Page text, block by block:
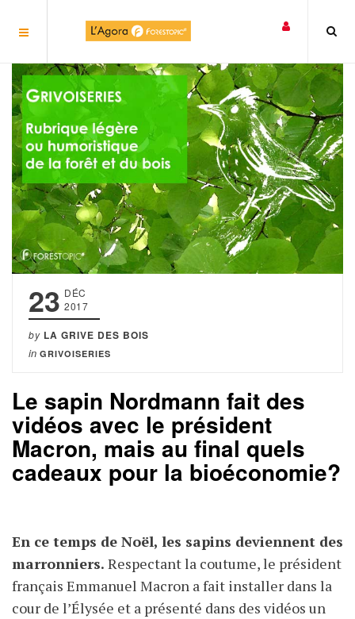
23 DÉC
2017
by LA GRIVE DES BOIS
in GRIVOISERIES
Le sapin Nordmann fait des
vidéos avec le président
Macron, mais au final quels
cadeaux pour la bioéconomie?
En ce temps de Noël, les sapins deviennent des
marronniers. Respectant la coutume, le président
français Emmanuel Macron a fait installer dans la
cour de l’Élysée et a présenté dans des vidéos un